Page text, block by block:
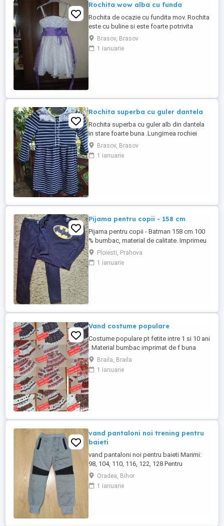
Rochita wow alba cu funda
Rochita de ocazie cu fundita mov. Rochita
este cu buline si este foarte potrivita
pentru o nunta , botez .Este in stare foarte
buna , A fost purtata o singura data, Am o
rochita pentru 4-5 ani si una marime
Brasov, Brasov
1 ianuarie
Rochita superba cu guler dantela
Rochita superba cu guler alb din dantela
in stare foarte buna .Lungimea rochiei
este de 62 cm
Brasov, Brasov
1 ianuarie
Pijama pentru copii - 158 cm
Pijama pentru copii - Batman 158 cm 100
% bumbac, material de calitate. Imprimeu
cu Batman pe bluza Pantaloni lungi cu
talie elastica Nu este noua, dar arata
foarte bine.
Ploiesti, Prahova
1 ianuarie
Vand costume populare
Costume populare pt fetite intre 1 si 10 ani
. Material bumbac imprimat de f buna
calitate . Pret 100 lei plus transport . Plata
in cont.
Braila, Braila
1 ianuarie
vand pantaloni noi trening pentru
baieti
vand pantaloni noi pentru baieti Marimi:
98, 104, 110, 116, 122, 128 Pentru
comanda cu transport gratuit scrieti pe
mesaj Vezi detalii pe imbracaminte copii
Oradea, Bihor
1 ianuarie